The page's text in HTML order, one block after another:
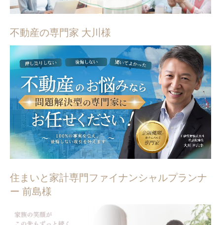
不動産の専門家 大川様
住まいと家計専門ファイナンシャルプランナ
ー 前島様